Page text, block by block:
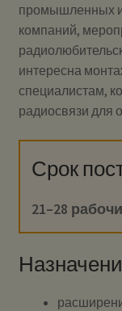
промышленных и
компаний,
интересна
специалистам,
радиосвязи для
Срок
21–28